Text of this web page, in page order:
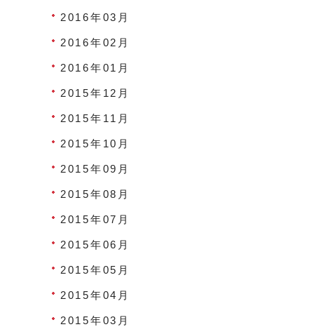
2016年03月
2016年02月
2016年01月
2015年12月
2015年11月
2015年10月
2015年09月
2015年08月
2015年07月
2015年06月
2015年05月
2015年04月
2015年03月